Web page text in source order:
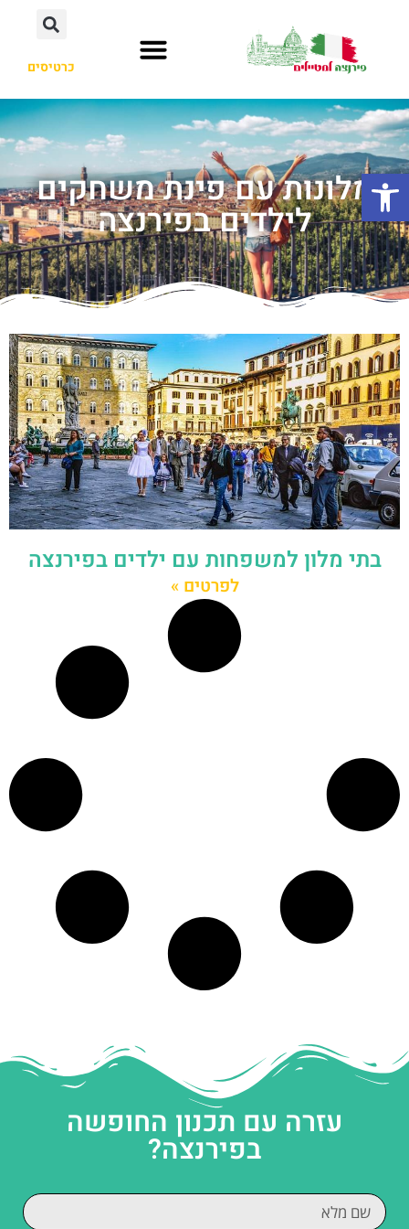
כרטיסים
מלונות עם פינת משחקים
לילדים בפירנצה
בתי מלון למשפחות עם ילדים בפירנצה
לפרטים »
עזרה עם תכנון החופשה
בפירנצה?
פתח סרגל נגישות